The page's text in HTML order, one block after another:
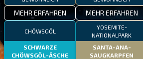
MEHR ERFAHREN MEHR ERFAHREN
CHÖWSGÖL
SCHWARZE
CHÖWSGÖL-ÄSCHE
YOSEMITE-
NATIONALPARK
SANTA-ANA-
SAUGKARPFEN